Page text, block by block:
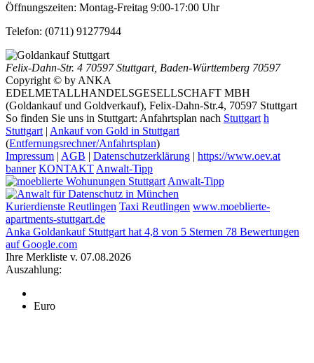
Öffnungszeiten: Montag-Freitag 9:00-17:00 Uhr
Telefon: (0711) 91277944
Felix-Dahn-Str. 4 70597 Stuttgart, Baden-Württemberg 70597
Copyright © by ANKA
EDELMETALLHANDELSGESELLSCHAFT MBH
(Goldankauf und Goldverkauf), Felix-Dahn-Str.4, 70597 Stuttgart
So finden Sie uns in Stuttgart: Anfahrtsplan nach Stuttgart h
Stuttgart | Ankauf von Gold in Stuttgart
(Entfernungsrechner/Anfahrtsplan)
Impressum | AGB | Datenschutzerklärung | https://www.oev.at
banner KONTAKT Anwalt-Tipp
Anwalt-Tipp
Kurierdienste Reutlingen Taxi Reutlingen www.moeblierte-
apartments-stuttgart.de
Anka Goldankauf Stuttgart hat 4,8 von 5 Sternen 78 Bewertungen
auf Google.com
Ihre Merkliste v. 07.08.2026
Auszahlung:
Euro